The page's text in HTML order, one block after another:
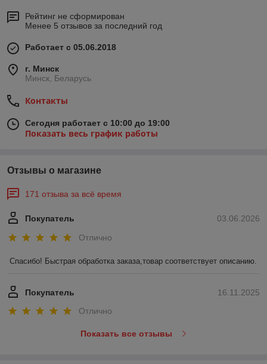
Рейтинг не сформирован
Менее 5 отзывов за последний год
Работает с 05.06.2018
г. Минск
Минск, Беларусь
Контакты
Сегодня работает с 10:00 до 19:00
Показать весь график работы
Отзывы о магазине
171 отзыва за всё время
03.06.2026
Покупатель
Отлично
Спасибо! Быстрая обработка заказа,товар соответствует описанию.
16.11.2025
Покупатель
Отлично
Показать все отзывы